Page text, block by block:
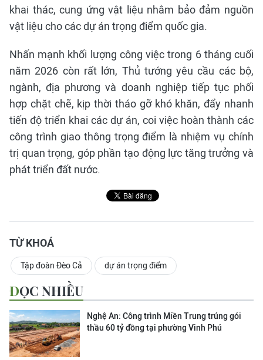
khai thác, cung ứng vật liệu nhằm bảo đảm nguồn
vật liệu cho các dự án trọng điểm quốc gia.
Nhấn mạnh khối lượng công việc trong 6 tháng cuối
năm 2026 còn rất lớn, Thủ tướng yêu cầu các bộ,
ngành, địa phương và doanh nghiệp tiếp tục phối
hợp chặt chẽ, kịp thời tháo gỡ khó khăn, đẩy nhanh
tiến độ triển khai các dự án, coi việc hoàn thành các
công trình giao thông trọng điểm là nhiệm vụ chính
trị quan trọng, góp phần tạo động lực tăng trưởng và
phát triển đất nước.
TỪ KHOÁ
Tập đoàn Đèo Cả dự án trọng điểm
ĐỌC NHIỀU
Nghệ An: Công trình Miền Trung trúng gói
thầu 60 tỷ đồng tại phường Vinh Phú